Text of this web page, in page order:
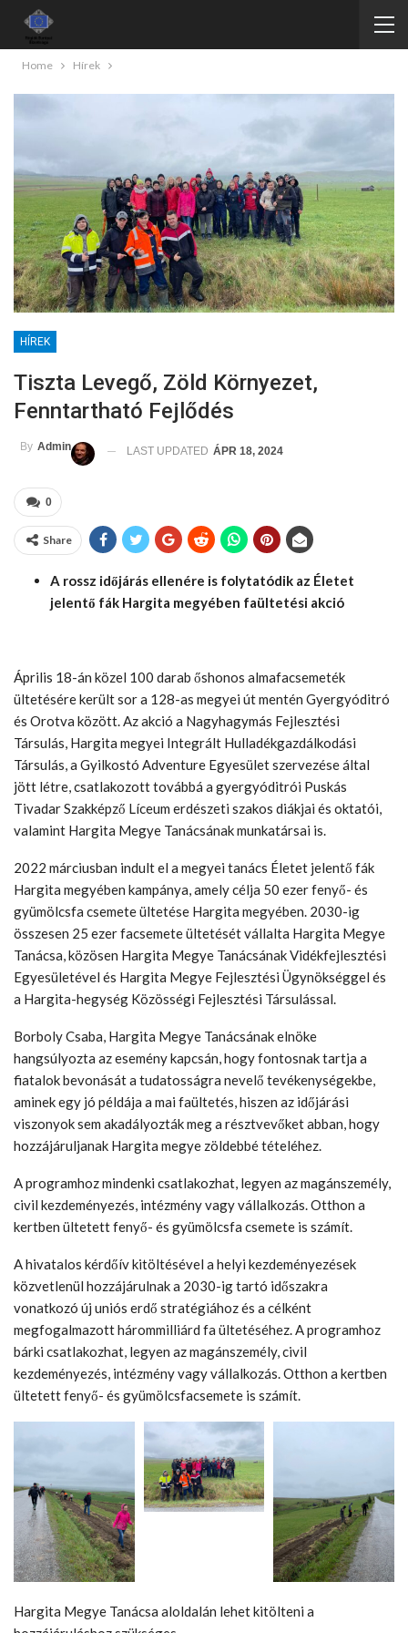
Home Hírek
HÍREK
Tiszta Levegő, Zöld Környezet,
Fenntartható Fejlődés
By Admin LAST UPDATED ÁPR 18, 2024
0
Share
A rossz időjárás ellenére is folytatódik az Életet
jelentő fák Hargita megyében faültetési akció
Április 18-án közel 100 darab őshonos almafacsemeték
ültetésére került sor a 128-as megyei út mentén Gyergyóditró
és Orotva között. Az akció a Nagyhagymás Fejlesztési
Társulás, Hargita megyei Integrált Hulladékgazdálkodási
Társulás, a Gyilkostó Adventure Egyesület szervezése által
jött létre, csatlakozott továbbá a gyergyóditrói Puskás
Tivadar Szakképző Líceum erdészeti szakos diákjai és oktatói,
valamint Hargita Megye Tanácsának munkatársai is.
2022 márciusban indult el a megyei tanács Életet jelentő fák
Hargita megyében kampánya, amely célja 50 ezer fenyő- és
gyümölcsfa csemete ültetése Hargita megyében. 2030-ig
összesen 25 ezer facsemete ültetését vállalta Hargita Megye
Tanácsa, közösen Hargita Megye Tanácsának Vidékfejlesztési
Egyesületével és Hargita Megye Fejlesztési Ügynökséggel és
a Hargita-hegység Közösségi Fejlesztési Társulással.
Borboly Csaba, Hargita Megye Tanácsának elnöke
hangsúlyozta az esemény kapcsán, hogy fontosnak tartja a
fiatalok bevonását a tudatosságra nevelő tevékenységekbe,
aminek egy jó példája a mai faültetés, hiszen az időjárási
viszonyok sem akadályozták meg a résztvevőket abban, hogy
hozzájáruljanak Hargita megye zöldebbé tételéhez.
A programhoz mindenki csatlakozhat, legyen az magánszemély,
civil kezdeményezés, intézmény vagy vállalkozás. Otthon a
kertben ültetett fenyő- és gyümölcsfa csemete is számít.
A hivatalos kérdőív kitöltésével a helyi kezdeményezések
közvetlenül hozzájárulnak a 2030-ig tartó időszakra
vonatkozó új uniós erdő stratégiához és a célként
megfogalmazott hárommilliárd fa ültetéséhez. A programhoz
bárki csatlakozhat, legyen az magánszemély, civil
kezdeményezés, intézmény vagy vállalkozás. Otthon a kertben
ültetett fenyő- és gyümölcsfacsemete is számít.
Hargita Megye Tanácsa aloldalán lehet kitölteni a